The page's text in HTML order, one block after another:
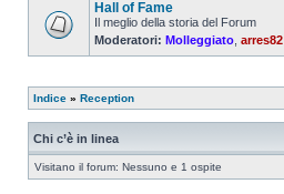
Hall of Fame
Il meglio della storia del Forum
Moderatori: Molleggiato arres82
Indice » Reception
Chi c’è in linea
Visitano il forum: Nessuno e 1 ospite